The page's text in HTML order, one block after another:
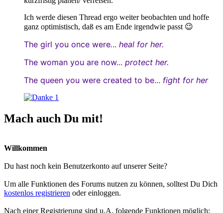
Ich werde diesen Thread ergo weiter beobachten und hoffe
ganz optimistisch, daß es am Ende irgendwie passt 😉
The girl you once were... heal for her.
The woman you are now... protect her.
The queen you were created to be... fight for her
1
Mach auch Du mit!
Willkommen
Du hast noch kein Benutzerkonto auf unserer Seite?
Um alle Funktionen des Forums nutzen zu können, solltest Du Dich
kostenlos registrieren oder einloggen.
Nach einer Registrierung sind u.A. folgende Funktionen möglich: